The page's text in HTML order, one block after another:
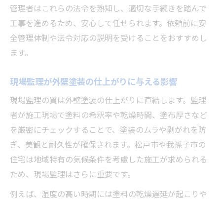
管理者はこれらの法令を熟知し、適切な手続きを踏んで
工事を進めるため、安心して任せられます。依頼前に安
全管理体制や法令対応の説明を受けることをおすすめし
ます。
現場監理が外壁塗装の仕上がりに与える影響
現場監理の質は外壁塗装の仕上がりに直結します。監理
者が施工現場で塗料の希釈率や乾燥時間、塗布厚さなど
を厳密にチェックすることで、塗装のムラや剥がれを防
ぎ、美観と耐久性が確保されます。松戸市や我孫子市の
住宅は地域特有の気候条件を考慮した施工が求められる
ため、現場監理はさらに重要です。
例えば、湿度の高い時期には塗料の乾燥遅延が起こりや